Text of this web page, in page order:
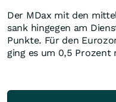
Der MDax mit den
sank hingegen am
Punkte. Für den
ging es um 0,5 Prozent